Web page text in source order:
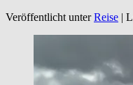
Veröffentlicht unterReise |